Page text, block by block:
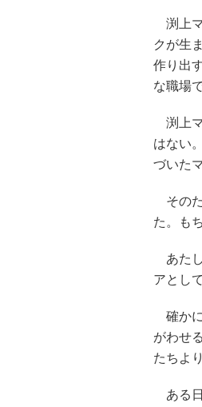
渕上マ
クが生
作り出
な職場
渕上マ
はない
づいた
そのた
た。も
あたし
アとし
確かに
がわせ
たちよ
ある日